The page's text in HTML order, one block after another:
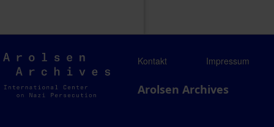
Arolsen
Archives
Kontakt Impressum
Arolsen Archives